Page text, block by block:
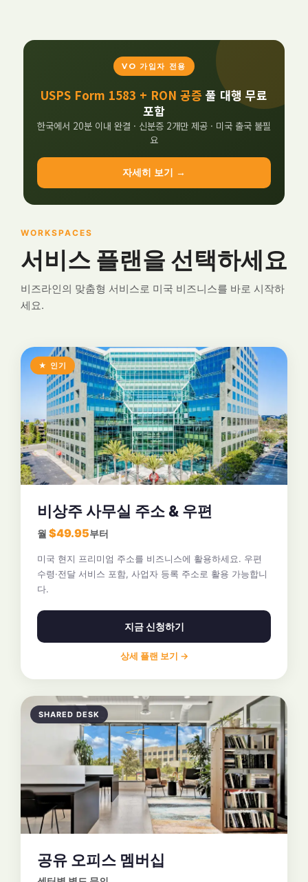
VO 가입자 전용
USPS Form 1583 + RON 공증 풀 대행 무료
포함
한국에서 20분 이내 완결 · 신분증 2개만 제공 · 미국 출국 불필
요
자세히 보기 →
WORKSPACES
서비스 플랜을 선택하세요
비즈라인의 맞춤형 서비스로 미국 비즈니스를 바로 시작하
세요.
★ 인기
비상주 사무실 주소 & 우편
월 $49.95부터
미국 현지 프리미엄 주소를 비즈니스에 활용하세요. 우편
수령·전달 서비스 포함, 사업자 등록 주소로 활용 가능합니
다.
지금 신청하기
상세 플랜 보기 →
SHARED DESK
공유 오피스 멤버십